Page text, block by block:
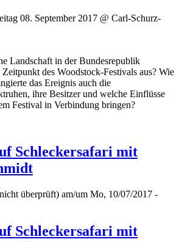
08. September 2017 @ Carl-Schurz-
Landschaft in der Bundesrepublik
des Woodstock-Festivals aus? Wie
das Ereignis auch die
ihre Besitzer und welche Einflüsse
Festival in Verbindung bringen?
Schleckersafari mit
überprüft) am/um Mo, 10/07/2017 -
Schleckersafari mit